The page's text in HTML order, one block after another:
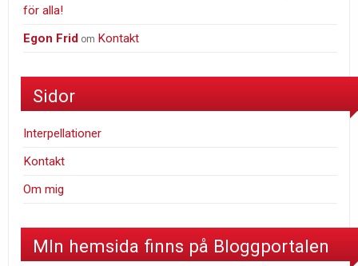
för alla!
Egon Frid om Kontakt
Sidor
Interpellationer
Kontakt
Om mig
MIn hemsida finns på Bloggportalen